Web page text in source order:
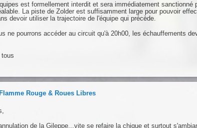
est formellement interdit et sera immédiatement
La piste de Zolder est suffisamment large pour pouvoir
devoir utiliser la trajectoire de l'équipe qui précède.
ne pourrons accéder au circuit qu'à 20h00, les échauffements
tous
Rouge & Roues Libres
de la Gileppe...vite se refaire la chique et surtout